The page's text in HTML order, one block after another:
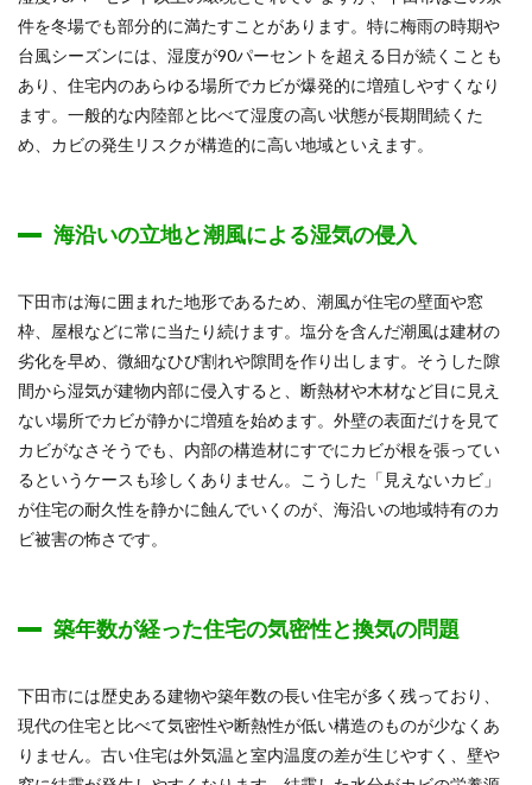
件を冬場でも部分的に満たすことがあります。特に梅雨の時期や
台風シーズンには、湿度が90パーセントを超える日が続くことも
あり、住宅内のあらゆる場所でカビが爆発的に増殖しやすくなり
ます。一般的な内陸部と比べて湿度の高い状態が長期間続くた
め、カビの発生リスクが構造的に高い地域といえます。
海沿いの立地と潮風による湿気の侵入
下田市は海に囲まれた地形であるため、潮風が住宅の壁面や窓
枠、屋根などに常に当たり続けます。塩分を含んだ潮風は建材の
劣化を早め、微細なひび割れや隙間を作り出します。そうした隙
間から湿気が建物内部に侵入すると、断熱材や木材など目に見え
ない場所でカビが静かに増殖を始めます。外壁の表面だけを見て
カビがなさそうでも、内部の構造材にすでにカビが根を張ってい
るというケースも珍しくありません。こうした「見えないカビ」
が住宅の耐久性を静かに蝕んでいくのが、海沿いの地域特有のカ
ビ被害の怖さです。
築年数が経った住宅の気密性と換気の問題
下田市には歴史ある建物や築年数の長い住宅が多く残っており、
現代の住宅と比べて気密性や断熱性が低い構造のものが少なくあ
りません。古い住宅は外気温と室内温度の差が生じやすく、壁や